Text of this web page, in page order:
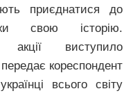
приєднатися до
свою історію.
акції виступило
кореспондент
всього світу